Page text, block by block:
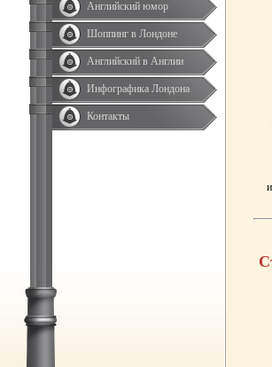
Английский юмор
Шоппинг в Лондоне
Английский в Англии
Инфографика Лондона
Контакты